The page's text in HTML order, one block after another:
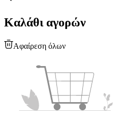
Καλάθι αγορών
Αφαίρεση όλων